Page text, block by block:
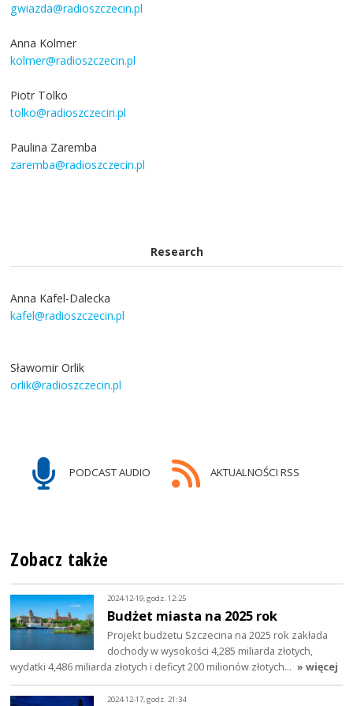
gwiazda@radioszczecin.pl
Anna Kolmer
kolmer@radioszczecin.pl
Piotr Tolko
tolko@radioszczecin.pl
Paulina Zaremba
zaremba@radioszczecin.pl
Research
Anna Kafel-Dalecka
kafel@radioszczecin.pl
Sławomir Orlik
orlik@radioszczecin.pl
PODCAST AUDIO AKTUALNOŚCI RSS
Zobacz także
2024-12-19, godz. 12:25
Budżet miasta na 2025 rok
Projekt budżetu Szczecina na 2025 rok zakłada
dochody w wysokości 4,285 miliarda złotych,
wydatki 4,486 miliarda złotych i deficyt 200 milionów złotych… » więcej
2024-12-17, godz. 21:34